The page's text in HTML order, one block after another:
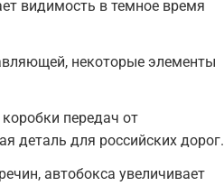
видимость в темное время
некоторые элементы
передач от
деталь для российских дорог.
автобокса увеличивает